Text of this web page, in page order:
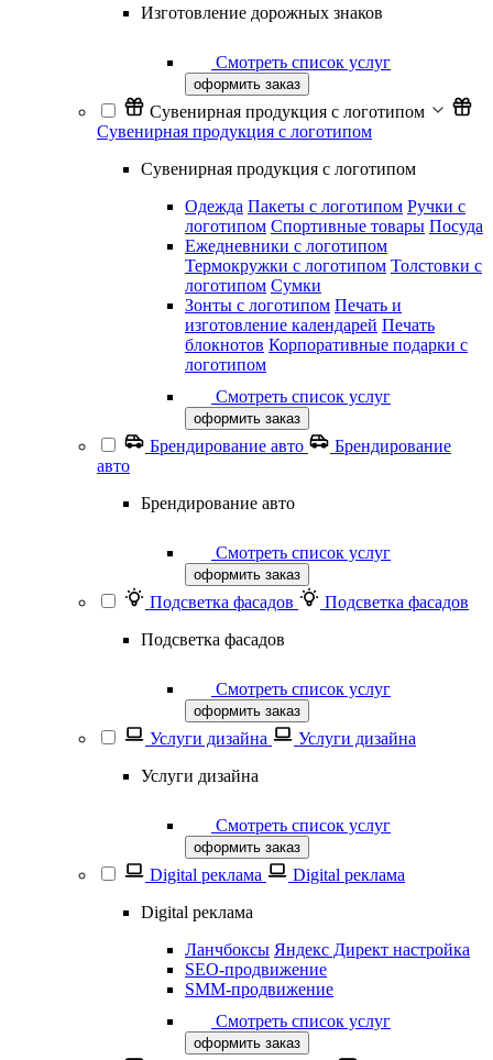
Изготовление дорожных знаков
Смотреть список услуг
оформить заказ
Сувенирная продукция с логотипом
Сувенирная продукция с логотипом
Сувенирная продукция с логотипом
Одежда Пакеты с логотипом Ручки с
логотипом Спортивные товары Посуда
Ежедневники с логотипом
Термокружки с логотипом Толстовки с
логотипом Сумки
Зонты с логотипом Печать и
изготовление календарей Печать
блокнотов Корпоративные подарки с
логотипом
Смотреть список услуг
оформить заказ
Брендирование авто
Брендирование
авто
Брендирование авто
Смотреть список услуг
оформить заказ
Подсветка фасадов
Подсветка фасадов
Подсветка фасадов
Смотреть список услуг
оформить заказ
Услуги дизайна
Услуги дизайна
Услуги дизайна
Смотреть список услуг
оформить заказ
Digital реклама
Digital реклама
Digital реклама
Ланчбоксы Яндекс Директ настройка
SEO-продвижение
SММ-продвижение
Смотреть список услуг
оформить заказ